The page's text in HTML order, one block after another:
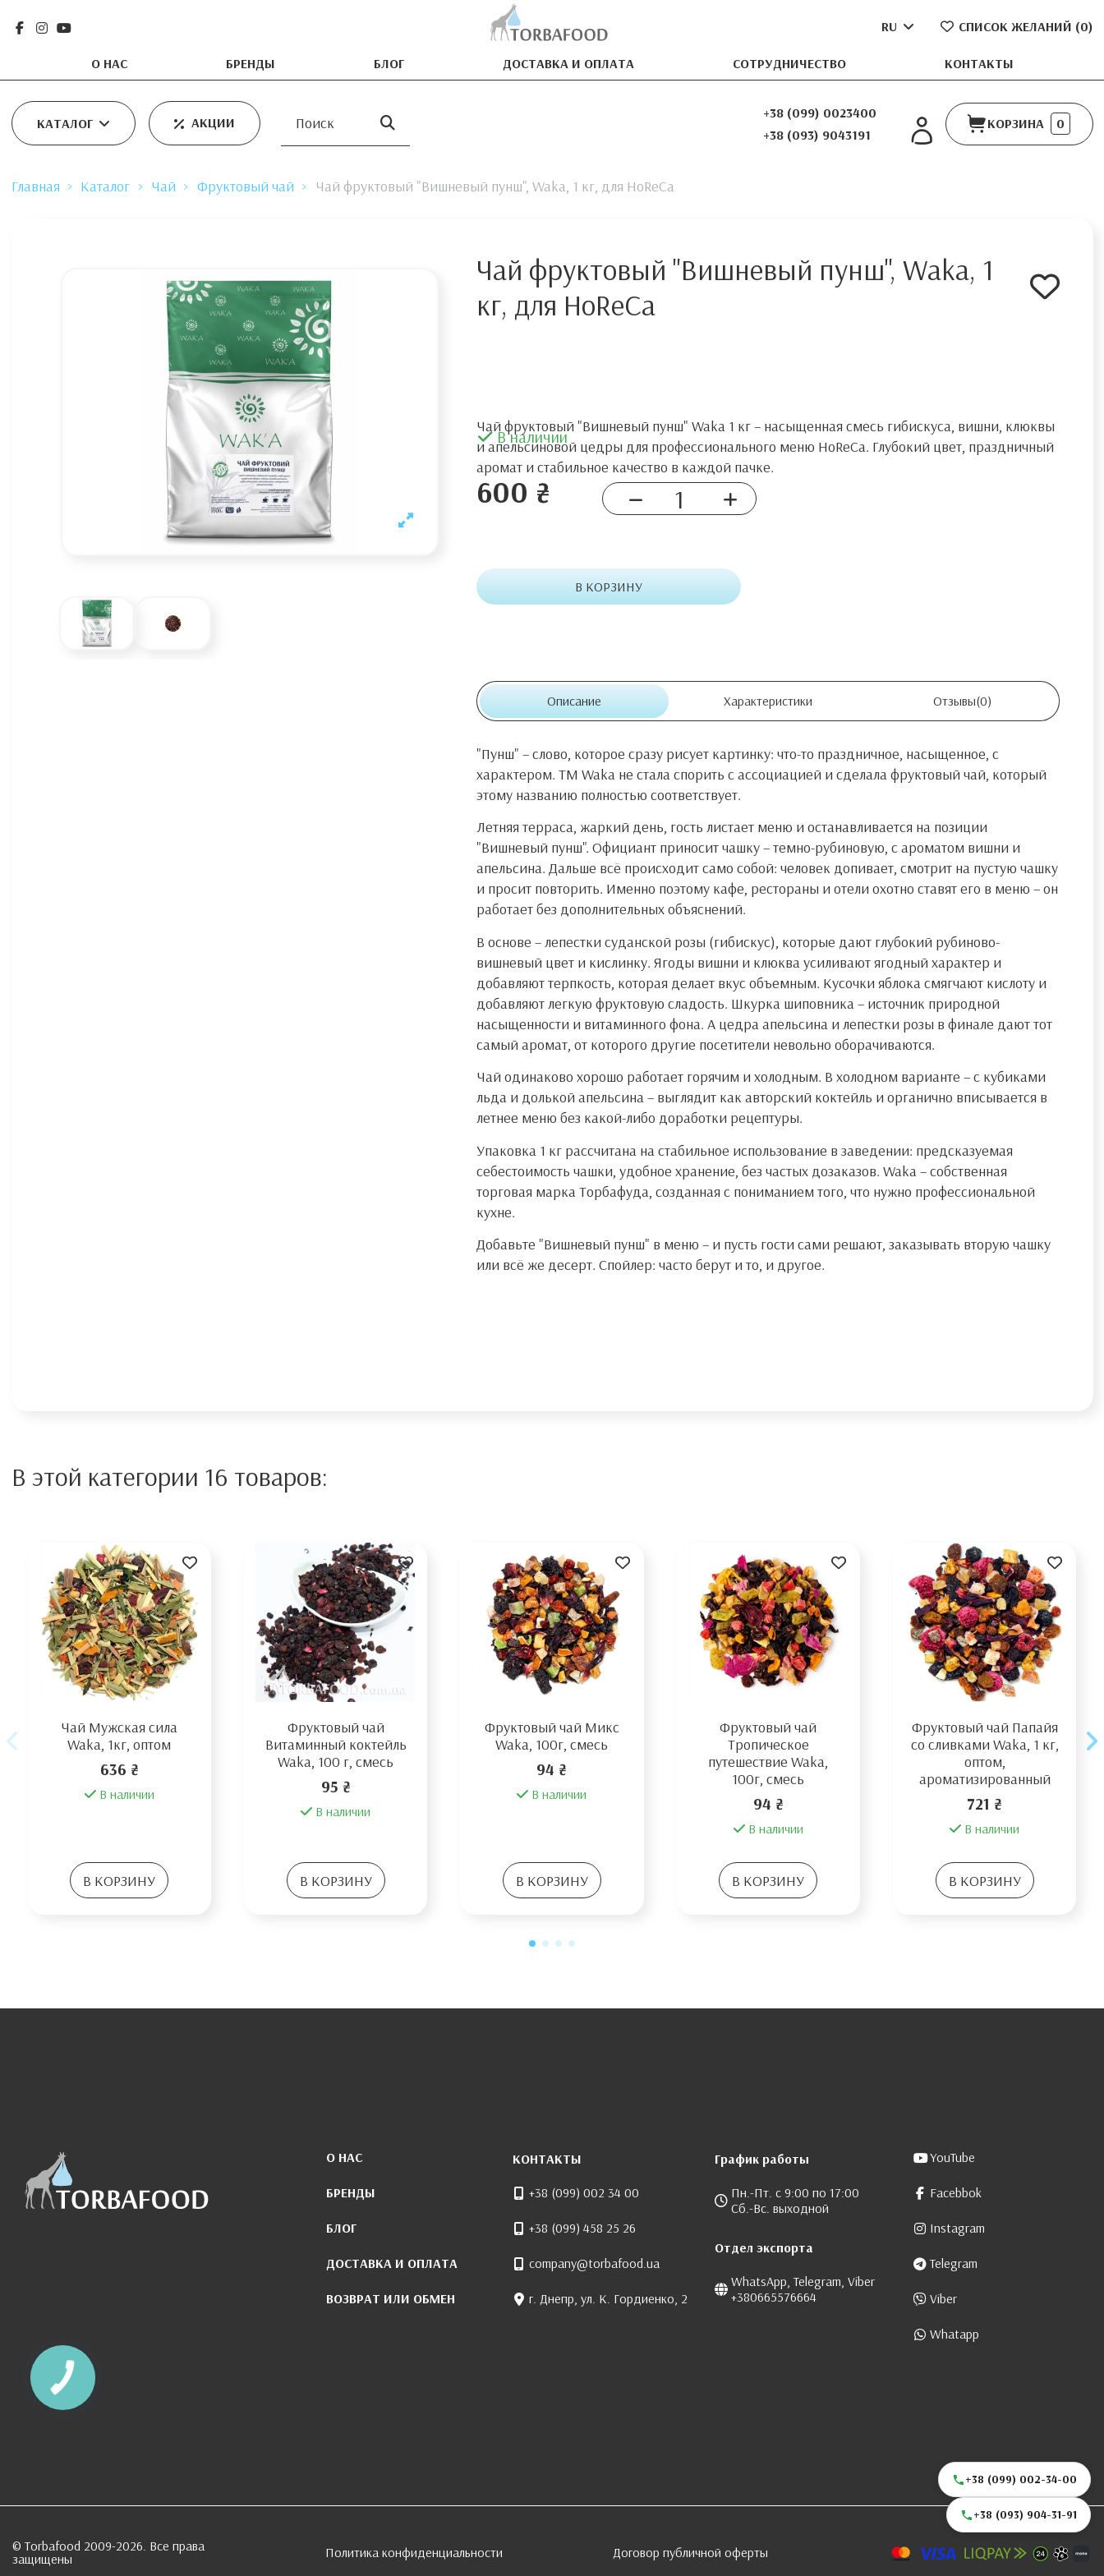
О НАС БРЕНДЫ БЛОГ ДОСТАВКА И ОПЛАТА СОТРУДНИЧЕСТВО КОНТАКТЫ
RU СПИСОК ЖЕЛАНИЙ (0)
КАТАЛОГ АКЦИИ
+38 (099) 0023400
+38 (093) 9043191
КОРЗИНА 0
Главная Каталог Чай Фруктовый чай Чай фруктовый "Вишневый пунш", Waka, 1 кг, для HoReCa
Чай фруктовый "Вишневый пунш", Waka, 1
кг, для HoReCa
Чай фруктовый "Вишневый пунш" Waka 1 кг – насыщенная смесь гибискуса, вишни, клюквы
и апельсиновой цедры для профессионального меню HoReCa. Глубокий цвет, праздничный
аромат и стабильное качество в каждой пачке.
В наличии
600 ₴
В КОРЗИНУ
Описание Характеристики Отзывы(0)
"Пунш" – слово, которое сразу рисует картинку: что-то праздничное, насыщенное, с
характером. ТМ Waka не стала спорить с ассоциацией и сделала фруктовый чай, который
этому названию полностью соответствует.
Летняя терраса, жаркий день, гость листает меню и останавливается на позиции
"Вишневый пунш". Официант приносит чашку – темно-рубиновую, с ароматом вишни и
апельсина. Дальше всё происходит само собой: человек допивает, смотрит на пустую чашку
и просит повторить. Именно поэтому кафе, рестораны и отели охотно ставят его в меню – он
работает без дополнительных объяснений.
В основе – лепестки суданской розы (гибискус), которые дают глубокий рубиново-
вишневый цвет и кислинку. Ягоды вишни и клюква усиливают ягодный характер и
добавляют терпкость, которая делает вкус объемным. Кусочки яблока смягчают кислоту и
добавляют легкую фруктовую сладость. Шкурка шиповника – источник природной
насыщенности и витаминного фона. А цедра апельсина и лепестки розы в финале дают тот
самый аромат, от которого другие посетители невольно оборачиваются.
Чай одинаково хорошо работает горячим и холодным. В холодном варианте – с кубиками
льда и долькой апельсина – выглядит как авторский коктейль и органично вписывается в
летнее меню без какой-либо доработки рецептуры.
Упаковка 1 кг рассчитана на стабильное использование в заведении: предсказуемая
себестоимость чашки, удобное хранение, без частых дозаказов. Waka – собственная
торговая марка Торбафуда, созданная с пониманием того, что нужно профессиональной
кухне.
Добавьте "Вишневый пунш" в меню – и пусть гости сами решают, заказывать вторую чашку
или всё же десерт. Спойлер: часто берут и то, и другое.
В этой категории 16 товаров:
Чай Мужская сила
Waka, 1кг, оптом
636 ₴
В наличии
В КОРЗИНУ
Фруктовый чай
Витаминный коктейль
Waka, 100 г, смесь
95 ₴
В наличии
В КОРЗИНУ
Фруктовый чай Микс
Waka, 100г, смесь
94 ₴
В наличии
В КОРЗИНУ
Фруктовый чай
Тропическое
путешествие Waka,
100г, смесь
94 ₴
В наличии
В КОРЗИНУ
Фруктовый чай Папайя
со сливками Waka, 1 кг,
оптом,
ароматизированный
721 ₴
В наличии
В КОРЗИНУ
О НАС
БРЕНДЫ
БЛОГ
ДОСТАВКА И ОПЛАТА
ВОЗВРАТ ИЛИ ОБМЕН
КОНТАКТЫ
+38 (099) 002 34 00
+38 (099) 458 25 26
company@torbafood.ua
г. Днепр, ул. К. Гордиенко, 2
График работы
Пн.-Пт. с 9:00 по 17:00
Сб.-Вс. выходной
Отдел экспорта
WhatsApp, Telegram, Viber
+380665576664
YouTube
Facebbok
Instagram
Telegram
Viber
Whatapp
© Torbafood 2009-2026. Все права
защищены
Политика конфиденциальности Договор публичной оферты
+38 (099) 002-34-00
+38 (093) 904-31-91